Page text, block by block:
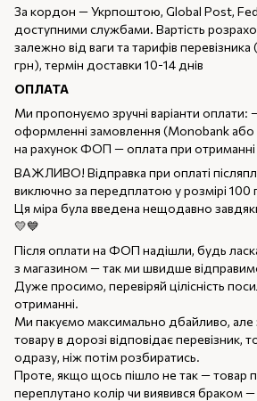
За кордон — Укрпоштою, Global Post,
доступними службами. Вартість
залежно від ваги та тарифів
грн), термін доставки 10-14 днів
ОПЛАТА
Ми пропонуємо зручні варіанти оплати:
оформленні замовлення (Monobank або
на рахунок ФОП — оплата при отриманні
ВАЖЛИВО! Відправка при оплаті
виключно за передплатою у розмірі
Ця міра була введена нещодавно
💛💙
Після оплати на ФОП надішли, будь ласка,
з магазином — так ми швидше
Дуже просимо, перевіряй цілісність
отриманні.
Ми пакуємо максимально дбайливо, але
товару в дорозі відповідає перевізник,
одразу, ніж потім розбиратись.
Проте, якщо щось пішло не так — товар
переплутано колір чи виявився браком